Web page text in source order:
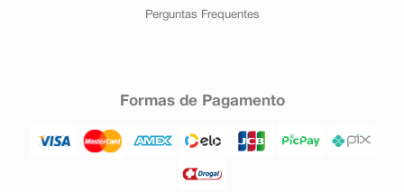
Perguntas Frequentes
Formas de Pagamento